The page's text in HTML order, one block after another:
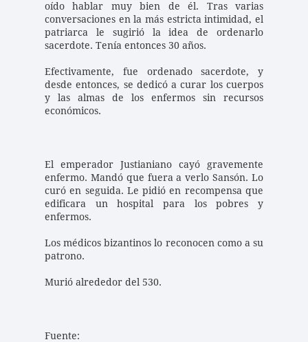
oído hablar muy bien de él. Tras varias
conversaciones en la más estricta intimidad, el
patriarca le sugirió la idea de ordenarlo
sacerdote. Tenía entonces 30 años.
Efectivamente, fue ordenado sacerdote, y
desde entonces, se dedicó a curar los cuerpos
y las almas de los enfermos sin recursos
económicos.
El emperador Justianiano cayó gravemente
enfermo. Mandó que fuera a verlo Sansón. Lo
curó en seguida. Le pidió en recompensa que
edificara un hospital para los pobres y
enfermos.
Los médicos bizantinos lo reconocen como a su
patrono.
Murió alrededor del 530.
Fuente: